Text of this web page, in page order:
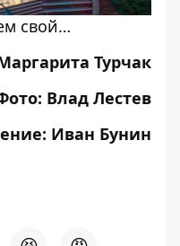
свой…
Турчак
Влад Лестев
Иван Бунин